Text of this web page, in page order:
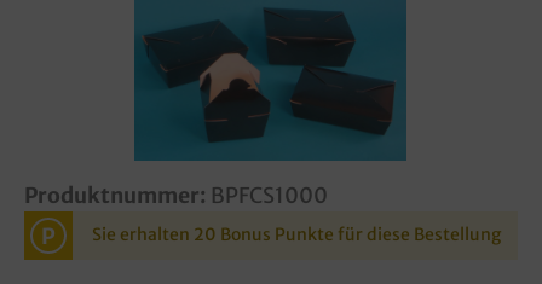
Produktnummer: BPFCS1000
P Sie erhalten 20 Bonus Punkte für diese Bestellung